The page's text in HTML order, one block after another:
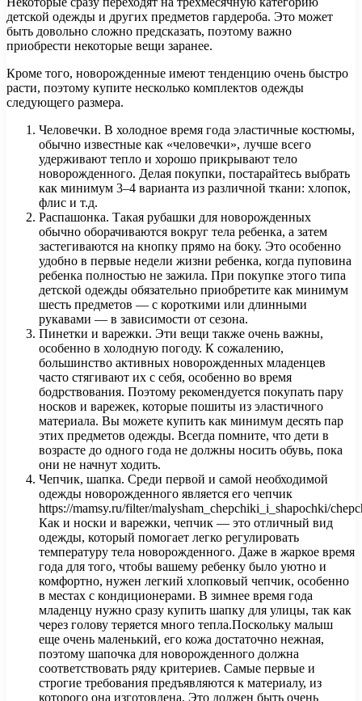
детской одежды и других предметов гардероба. Это может
быть довольно сложно предсказать, поэтому важно
приобрести некоторые вещи заранее.
Кроме того, новорожденные имеют тенденцию очень быстро
расти, поэтому купите несколько комплектов одежды
следующего размера.
Человечки. В холодное время года эластичные костюмы,
обычно известные как «человечки», лучше всего
удерживают тепло и хорошо прикрывают тело
новорожденного. Делая покупки, постарайтесь выбрать
как минимум 3–4 варианта из различной ткани: хлопок,
флис и т.д.
Распашонка. Такая рубашки для новорожденных
обычно оборачиваются вокруг тела ребенка, а затем
застегиваются на кнопку прямо на боку. Это особенно
удобно в первые недели жизни ребенка, когда пуповина
ребенка полностью не зажила. При покупке этого типа
детской одежды обязательно приобретите как минимум
шесть предметов — с короткими или длинными
рукавами — в зависимости от сезона.
Пинетки и варежки. Эти вещи также очень важны,
особенно в холодную погоду. К сожалению,
большинство активных новорожденных младенцев
часто стягивают их с себя, особенно во время
бодрствования. Поэтому рекомендуется покупать пару
носков и варежек, которые пошиты из эластичного
материала. Вы можете купить как минимум десять пар
этих предметов одежды. Всегда помните, что дети в
возрасте до одного года не должны носить обувь, пока
они не начнут ходить.
Чепчик, шапка. Среди первой и самой необходимой
одежды новорожденного является его чепчик
https://mamsy.ru/filter/malysham_chepchiki_i_shapochki/
Как и носки и варежки, чепчик — это отличный вид
одежды, который помогает легко регулировать
температуру тела новорожденного. Даже в жаркое время
года для того, чтобы вашему ребенку было уютно и
комфортно, нужен легкий хлопковый чепчик, особенно
в местах с кондиционерами. В зимнее время года
младенцу нужно сразу купить шапку для улицы, так как
через голову теряется много тепла.Поскольку малыш
еще очень маленький, его кожа достаточно нежная,
поэтому шапочка для новорожденного должна
соответствовать ряду критериев. Самые первые и
строгие требования предъявляются к материалу, из
которого она изготовлена. Это должен быть очень